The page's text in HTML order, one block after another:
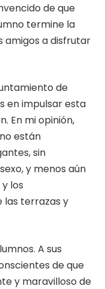
de que
termine la
amigos a disfrutar
de
en impulsar esta
En mi opinión,
están
sin
y menos aún
los
las terrazas y
A sus
de que
y maravilloso de